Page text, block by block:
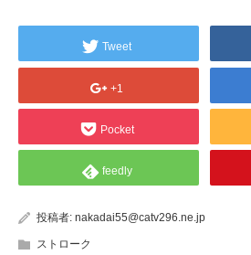
Tweet
+1
Pocket
feedly
投稿者: nakadai55@catv296.ne.jp
ストローク